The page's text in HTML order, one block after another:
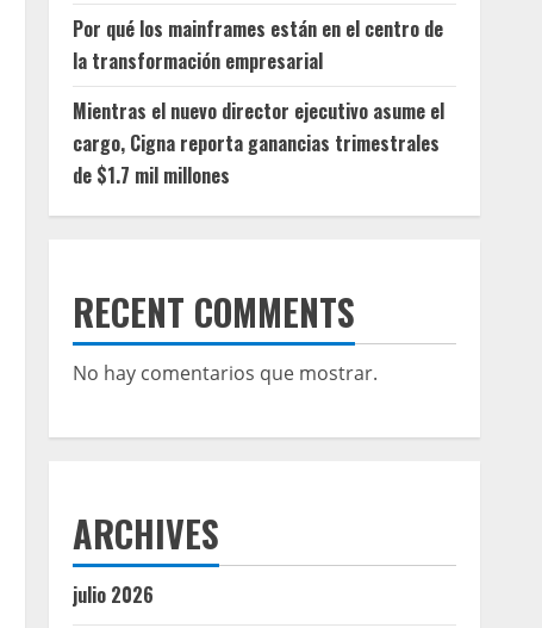
Por qué los mainframes están en el centro de
la transformación empresarial
Mientras el nuevo director ejecutivo asume el
cargo, Cigna reporta ganancias trimestrales
de $1.7 mil millones
RECENT COMMENTS
No hay comentarios que mostrar.
ARCHIVES
julio 2026